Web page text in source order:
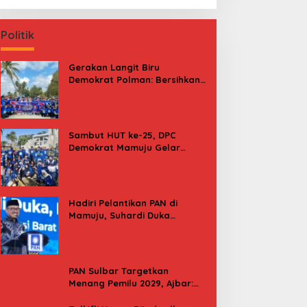
Politik
Gerakan Langit Biru
Demokrat Polman: Bersihkan
Sambut HUT ke-25, DPC
Demokrat Mamuju Gelar
Hadiri Pelantikan PAN di
Mamuju, Suhardi Duka
PAN Sulbar Targetkan
Menang Pemilu 2029, Ajbar: